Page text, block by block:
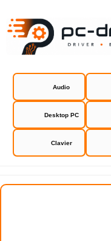
Audio
Desktop PC
Clavier